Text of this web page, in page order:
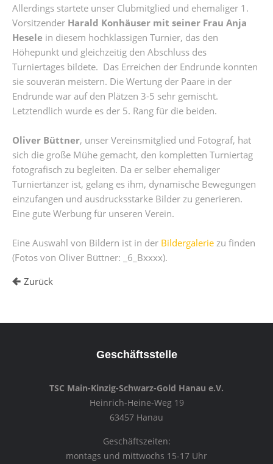
Allerdings startete unser Clubmitglied und ehemaliger 1.
Vorsitzender Harald Konhäuser mit seiner Frau Anja
Hesele in diesem hochklassigen Turnier, das den
Höhepunkt und gleichzeitig den Abschluss des
Turniertages bildete. Das Erreichen der Endrunde konnten
sie souverän meistern. Die Wertung der Paare in der
Endrunde war auf den Plätzen 3-5 sehr gemischt.
Letztendlich wurde es der 5. Rang für die beiden.
Oliver Büttner, unser Vereinsmitglied und Fotograf, hat
sich die große Mühe gemacht, den kompletten Turniertag
fotografisch zu begleiten. Da er selber ehemaliger
Turniertänzer ist, gelang es ihm, dynamische Bewegungen
einzufangen und ausdrucksstarke Bilder zu generieren.
Eine gute Werbung für unseren Verein.
Eine Auswahl von Bildern ist in der Bildergalerie zu finden
(Fotos von Oliver Büttner: _6_Bxxxx).
Zurück
Geschäftsstelle
TSC Main-Kinzig-Schwarz-Gold Hanau e.V.
Heinrich-Heine-Weg 19
63457 Hanau
Geschäftszeiten:
montags und mittwochs 15-17 Uhr